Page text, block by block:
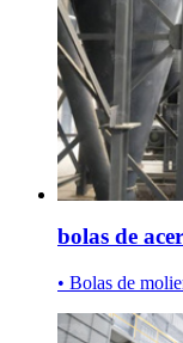
bolas de
• Bolas de